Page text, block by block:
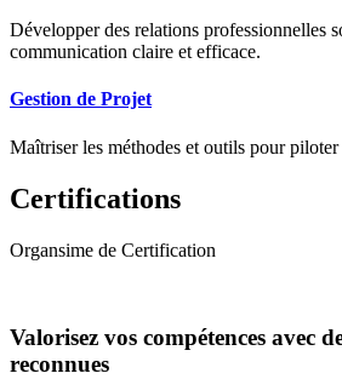
Développer des relations professionnelles
communication claire et efficace.
Gestion de Projet
Maîtriser les méthodes et outils pour piloter
Certifications
Organsime de Certification
Valorisez vos compétences avec
reconnues